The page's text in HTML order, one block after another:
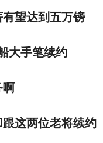
望达到五万镑
大手笔续约
啊
这两位老将续约